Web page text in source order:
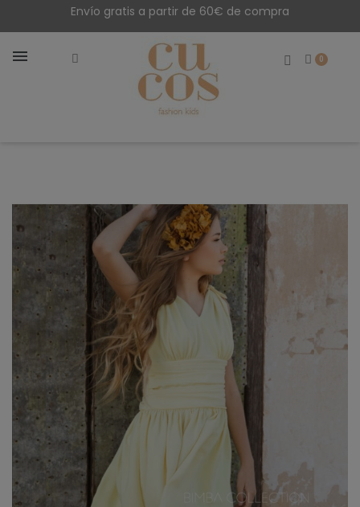
Envío gratis a partir de 60€ de compra